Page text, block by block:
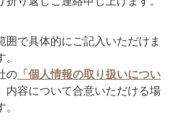
で具体的にご記入いただけま
の 「個人情報の取り扱いについ
内容について合意いただける場